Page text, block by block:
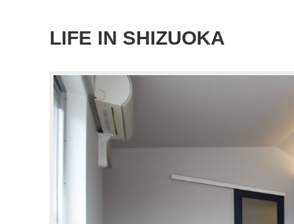
LIFE IN SHIZUOKA